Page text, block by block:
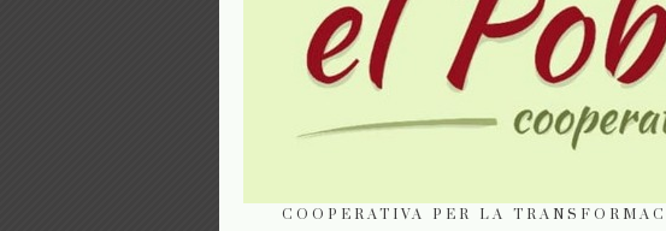
COOPERATIVA PER LA